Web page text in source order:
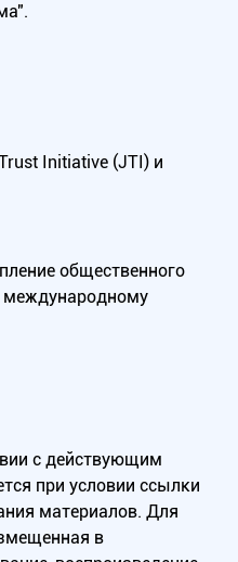
Initiative (JTI) и
общественного
международному
с действующим
при условии ссылки
материалов. Для
в